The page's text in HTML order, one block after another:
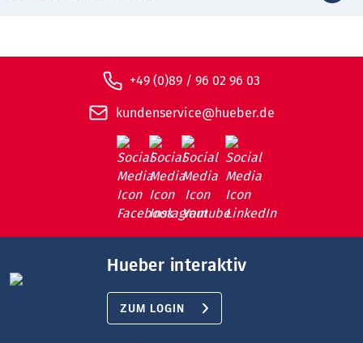
+49 (0)89 / 96 02 96 03
kundenservice@hueber.de
Hueber interaktiv
ZUM LOGIN